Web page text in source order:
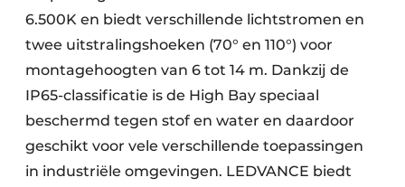
6.500K en biedt verschillende lichtstromen en
twee uitstralingshoeken (70° en 110°) voor
montagehoogten van 6 tot 14 m. Dankzij de
IP65-classificatie is de High Bay speciaal
beschermd tegen stof en water en daardoor
geschikt voor vele verschillende toepassingen
in industriële omgevingen. LEDVANCE biedt